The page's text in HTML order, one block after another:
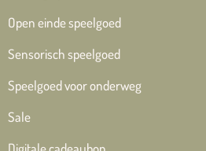
Open einde speelgoed
Sensorisch speelgoed
Speelgoed voor onderweg
Sale